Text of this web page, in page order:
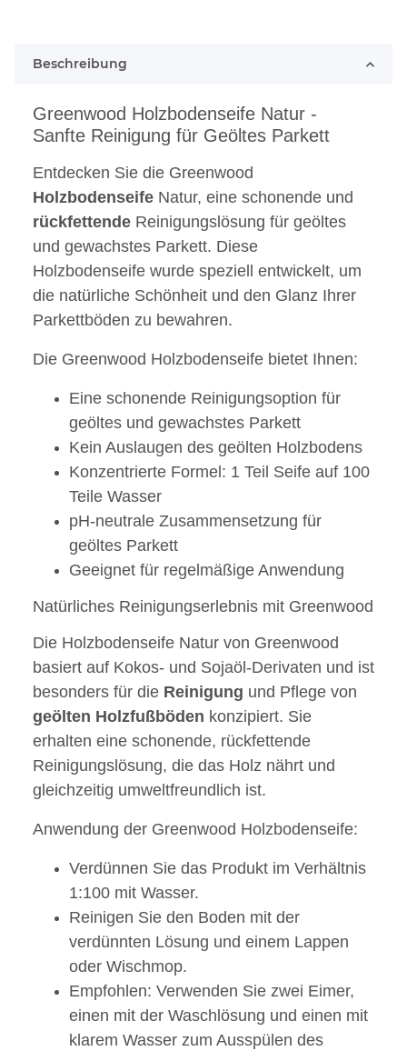
Beschreibung
Greenwood Holzbodenseife Natur -
Sanfte Reinigung für Geöltes Parkett
Entdecken Sie die Greenwood
Holzbodenseife Natur, eine schonende und
rückfettende Reinigungslösung für geöltes
und gewachstes Parkett. Diese
Holzbodenseife wurde speziell entwickelt, um
die natürliche Schönheit und den Glanz Ihrer
Parkettböden zu bewahren.
Die Greenwood Holzbodenseife bietet Ihnen:
Eine schonende Reinigungsoption für
geöltes und gewachstes Parkett
Kein Auslaugen des geölten Holzbodens
Konzentrierte Formel: 1 Teil Seife auf 100
Teile Wasser
pH-neutrale Zusammensetzung für
geöltes Parkett
Geeignet für regelmäßige Anwendung
Natürliches Reinigungserlebnis mit Greenwood
Die Holzbodenseife Natur von Greenwood
basiert auf Kokos- und Sojaöl-Derivaten und ist
besonders für die Reinigung und Pflege von
geölten Holzfußböden konzipiert. Sie
erhalten eine schonende, rückfettende
Reinigungslösung, die das Holz nährt und
gleichzeitig umweltfreundlich ist.
Anwendung der Greenwood Holzbodenseife:
Verdünnen Sie das Produkt im Verhältnis
1:100 mit Wasser.
Reinigen Sie den Boden mit der
verdünnten Lösung und einem Lappen
oder Wischmop.
Empfohlen: Verwenden Sie zwei Eimer,
einen mit der Waschlösung und einen mit
klarem Wasser zum Ausspülen des